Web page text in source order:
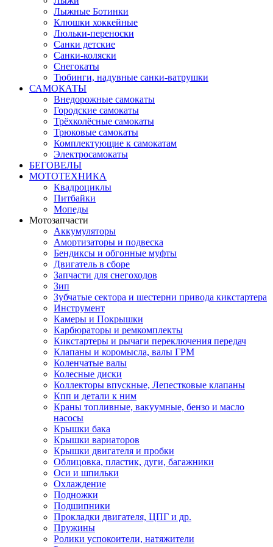
Лыжные Ботинки
Клюшки хоккейные
Люльки-переноски
Санки детские
Санки-коляски
Снегокаты
Тюбинги, надувные санки-ватрушки
САМОКАТЫ
Внедорожные самокаты
Городские самокаты
Трёхколёсные самокаты
Трюковые самокаты
Комплектующие к самокатам
Электросамокаты
БЕГОВЕЛЫ
МОТОТЕХНИКА
Квадроциклы
Питбайки
Мопеды
Мотозапчасти
Аккумуляторы
Амортизаторы и подвеска
Бендиксы и обгонные муфты
Двигатель в сборе
Запчасти для снегоходов
Зип
Зубчатые сектора и шестерни привода кикстартера
Инструмент
Камеры и Покрышки
Карбюраторы и ремкомплекты
Кикстартеры и рычаги переключения передач
Клапаны и коромысла, валы ГРМ
Коленчатые валы
Колесные диски
Коллекторы впускные, Лепестковые клапаны
Кпп и детали к ним
Краны топливные, вакуумные, бензо и масло
насосы
Крышки бака
Крышки вариаторов
Крышки двигателя и пробки
Облицовка, пластик, дуги, багажники
Оси и шпильки
Охлаждение
Подножки
Подшипники
Прокладки двигателя, ЦПГ и др.
Пружины
Ролики успокоители, натяжители